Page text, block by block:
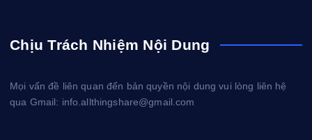
Chịu Trách Nhiệm Nội Dung
Mọi vấn đề liên quan đến bản quyền nội dung vui lòng liên hệ
qua Gmail: info.allthingshare@gmail.com